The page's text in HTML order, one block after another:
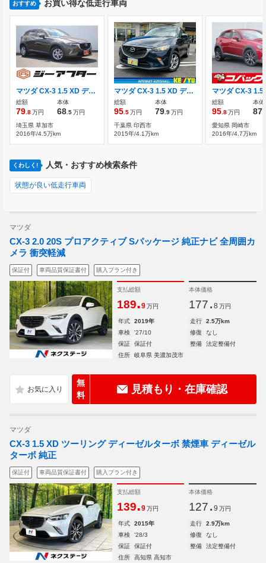
おすすめ お買い得な低走行車両
マツダ CX-3 1.5 XD ディーゼルターボ 禁煙車 純正ナビ フルセグTV
総額
79.8万円
本体
68.5万円
埼玉県 草加市
2016年/4.5万km
マツダ CX-3 1.5 XD ディーゼルターボ 2023年製BS夏タイヤ・禁煙車・SDナビ
総額
95.5万円
本体
79.9万円
千葉県 印西市
2015年/4.1万km
総額
95.8万円
本体
87
愛知県 岡崎市
2016年/4.7万km
くわしく! 人気・おすすめ検索条件
状態が良い低走行車両
マツダ
CX-3 2.0 20S プロアクティブ Sパッケージ 純正ナビ 全周囲カ
メラ 衝突軽減
保証付 車両品質保証書付 購入プラン付き
支払総額
189.9 万円
本体価格
177. 8 万円
年式 2019年 走行
2.5万km
車検
'27/10 修復
なし
保証
保証付 整備
法定整備付
住所
岐阜県 美濃加茂市
無
料
見積もり・在庫確認
マツダ
CX-3 1.5 XD ツーリング ディーゼルターボ 禁煙車 ディーゼル
ターボ 純正
保証付 車両品質保証書付 購入プラン付き
支払総額
139.9 万円
本体価格
127. 9 万円
年式 2015年 走行
2.9万km
車検
'28/3 修復
なし
保証
保証付 整備
法定整備付
住所
高知県 高知市